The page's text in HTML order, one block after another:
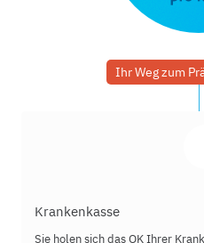
Ihr Weg zum
Krankenkasse
Sie holen sich das OK Ihrer